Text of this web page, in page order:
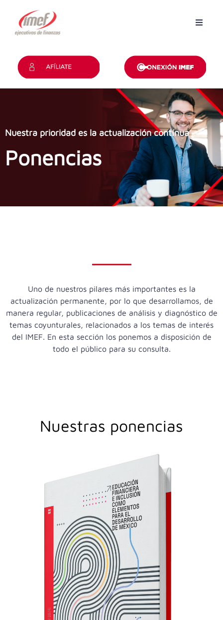
Certificaciones
Nuestra prioridad es la actualización contínua
Ponencias
Uno de nuestros pilares más importantes es la
actualización permanente, por lo que desarrollamos, de
manera regular, publicaciones de análisis y diagnóstico de
temas coyunturales, relacionados a los temas de interés
del IMEF. En esta sección los ponemos a disposición de
todo el público para su consulta.
Nuestras ponencias